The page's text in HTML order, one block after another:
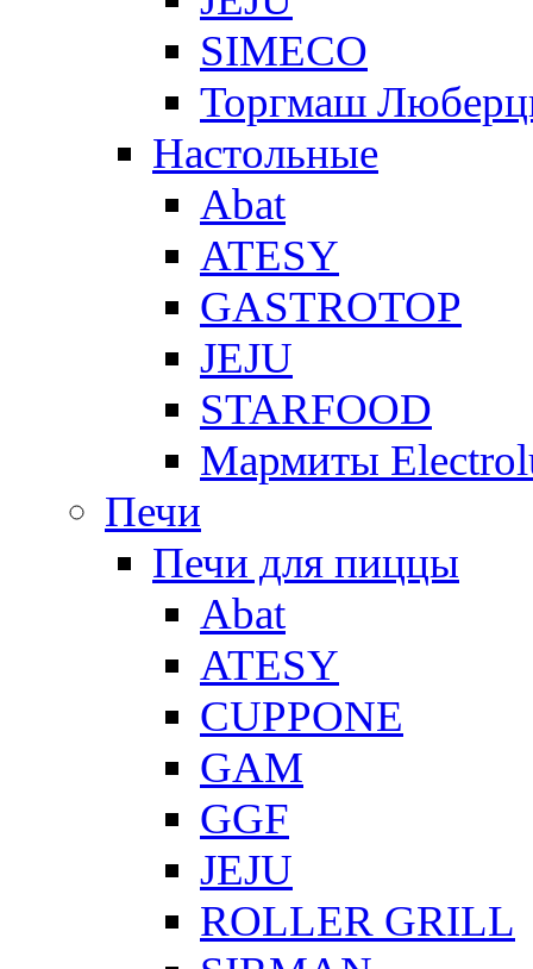
SIMECO
Торгмаш
Настольные
Abat
ATESY
GASTROTOP
JEJU
STARFOOD
Мармиты
Печи
Печи для пиццы
Abat
ATESY
CUPPONE
GAM
GGF
JEJU
ROLLER GRILL